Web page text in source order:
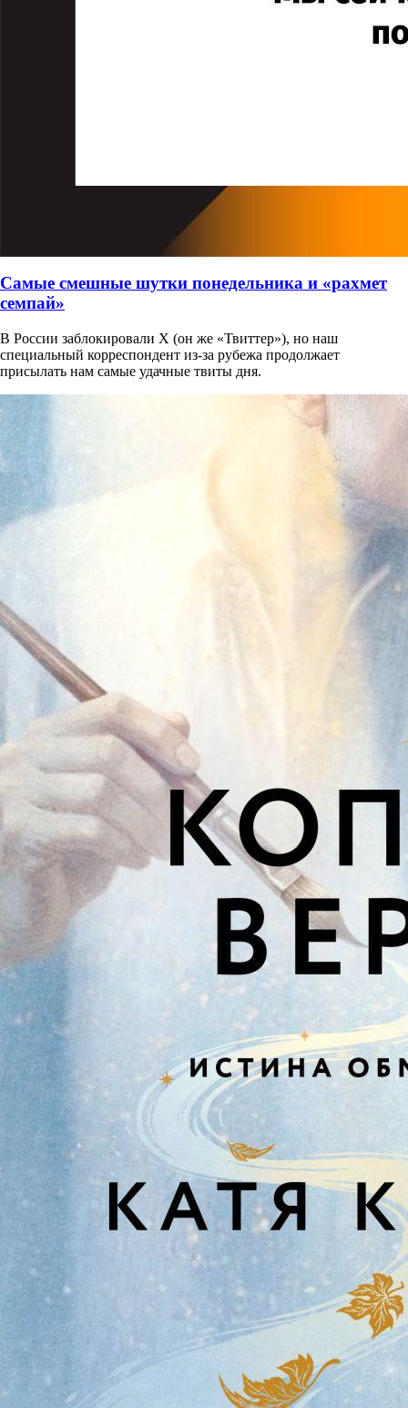
Самые смешные шутки понедельника и «рахмет
семпай»
В России заблокировали X (он же «Твиттер»), но наш
специальный корреспондент из-за рубежа продолжает
присылать нам самые удачные твиты дня.